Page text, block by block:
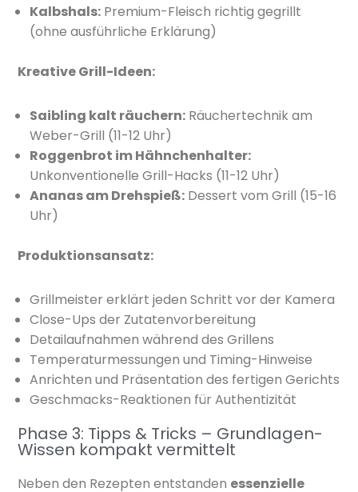
Kalbshals: Premium-Fleisch richtig gegrillt
(ohne ausführliche Erklärung)
Kreative Grill-Ideen:
Saibling kalt räuchern: Räuchertechnik am
Weber-Grill (11-12 Uhr)
Roggenbrot im Hähnchenhalter:
Unkonventionelle Grill-Hacks (11-12 Uhr)
Ananas am Drehspieß: Dessert vom Grill (15-16
Uhr)
Produktionsansatz:
Grillmeister erklärt jeden Schritt vor der Kamera
Close-Ups der Zutatenvorbereitung
Detailaufnahmen während des Grillens
Temperaturmessungen und Timing-Hinweise
Anrichten und Präsentation des fertigen Gerichts
Geschmacks-Reaktionen für Authentizität
Phase 3: Tipps & Tricks – Grundlagen-
Wissen kompakt vermittelt
Neben den Rezepten entstanden essenzielle